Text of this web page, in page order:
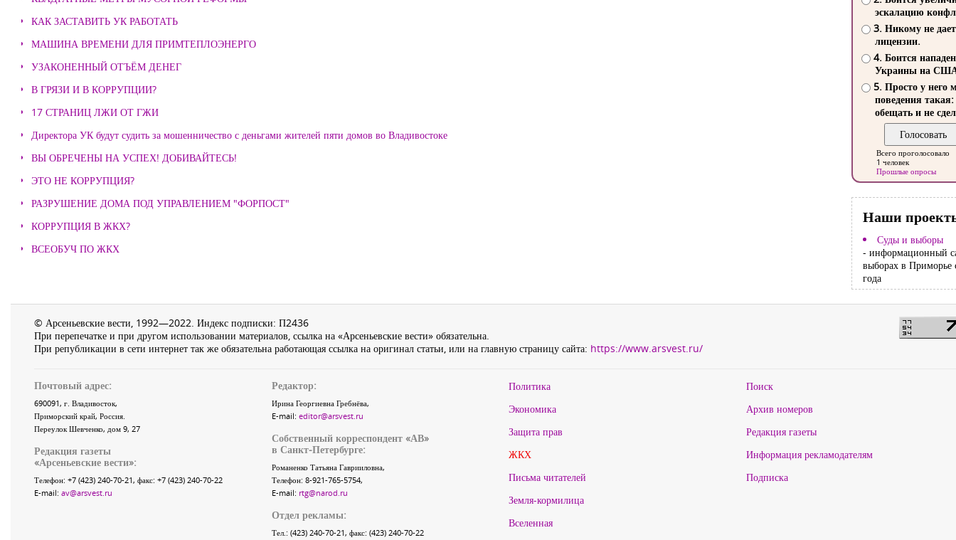
КАК ЗАСТАВИТЬ УК РАБОТАТЬ
МАШИНА ВРЕМЕНИ ДЛЯ ПРИМТЕПЛОЭНЕРГО
УЗАКОНЕННЫЙ ОТЪЁМ ДЕНЕГ
В ГРЯЗИ И В КОРРУПЦИИ?
17 СТРАНИЦ ЛЖИ ОТ ГЖИ
Директора УК будут судить за мошенничество с деньгами жителей пяти домов во Владивостоке
ВЫ ОБРЕЧЕНЫ НА УСПЕХ! ДОБИВАЙТЕСЬ!
ЭТО НЕ КОРРУПЦИЯ?
РАЗРУШЕНИЕ ДОМА ПОД УПРАВЛЕНИЕМ "ФОРПОСТ"
КОРРУПЦИЯ В ЖКХ?
ВСЕОБУЧ ПО ЖКХ
эскалацию
3. Никому не
лицензии.
4. Боится
Украины на
5. Просто у него
поведения такая:
обещать и не
Всего проголосовало
1 человек
Прошлые опросы
Наши
Суды и выборы
- информационный
выборах в Приморье
года
© Арсеньевские вести, 1992—2022. Индекс подписки: П2436
При перепечатке и при другом использовании материалов, ссылка на «Арсеньевские вести» обязательна.
При републикации в сети интернет так же обязательна работающая ссылка на оригинал статьи, или на главную страницу сайта: https://www.arsvest.ru/
Почтовый адрес:
690091, г. Владивосток,
Приморский край, Россия.
Переулок Шевченко, дом 9, 27
Редакция газеты
«Арсеньевские вести»:
Телефон: +7 (423) 240-70-21, факс: +7 (423) 240-70-22
E-mail: av@arsvest.ru
Редактор:
Ирина Георгиевна Гребнёва,
E-mail: editor@arsvest.ru
Собственный корреспондент «АВ»
в Санкт-Петербурге:
Романенко Татьяна Гаврииловна,
Телефон: 8-921-765-5754,
E-mail: rtg@narod.ru
Отдел рекламы:
Тел.: (423) 240-70-21, факс: (423) 240-70-22
Политика
Экономика
Защита прав
ЖКХ
Письма читателей
Земля-кормилица
Вселенная
Поиск
Архив номеров
Редакция газеты
Информация рекламодателям
Подписка